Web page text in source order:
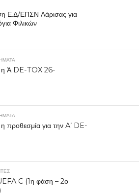
Ε.Δ/ΕΠΣΝ Λάρισας για
Φιλικών
η Ά DE-TOX 26-
η προθεσμία για την A’ DE-
C (1η φάση – 2ο